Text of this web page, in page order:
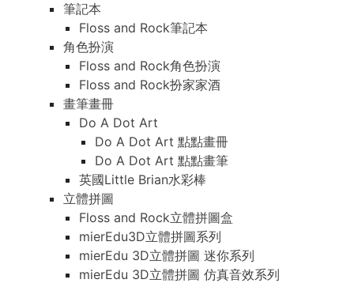
筆記本
Floss and Rock筆記本
角色扮演
Floss and Rock角色扮演
Floss and Rock扮家家酒
畫筆畫冊
Do A Dot Art
Do A Dot Art 點點畫冊
Do A Dot Art 點點畫筆
英國Little Brian水彩棒
立體拼圖
Floss and Rock立體拼圖盒
mierEdu3D立體拼圖系列
mierEdu 3D立體拼圖 迷你系列
mierEdu 3D立體拼圖 仿真音效系列